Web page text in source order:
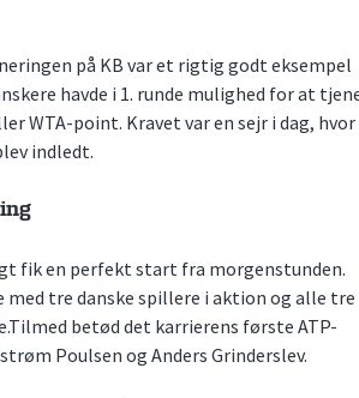
på KB var et rigtig godt eksempel
havde i 1. runde mulighed for at
WTA-point. Kravet var en sejr i dag, hvor
indledt.
fik en perfekt start fra morgenstunden.
med tre danske spillere i aktion og alle tre
betød det karrierens første ATP-
Poulsen og Anders Grinderslev.